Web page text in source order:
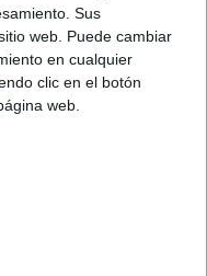
Sus
web. Puede cambiar
en cualquier
clic en el botón
web.